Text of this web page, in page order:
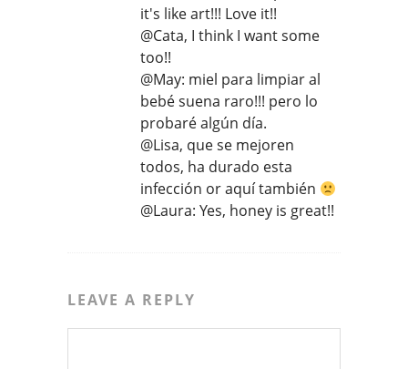
it's like art!!! Love it!!
@Cata, I think I want some
too!!
@May: miel para limpiar al
bebé suena raro!!! pero lo
probaré algún día.
@Lisa, que se mejoren
todos, ha durado esta
infección or aquí también
@Laura: Yes, honey is great!!
LEAVE A REPLY